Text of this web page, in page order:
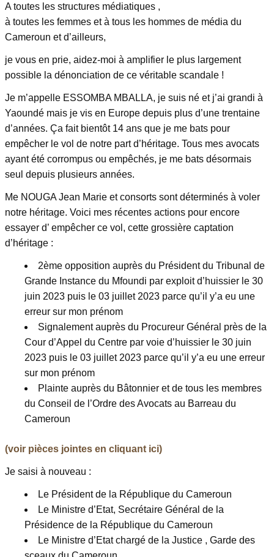
A toutes les structures médiatiques ,
à toutes les femmes et à tous les hommes de média du
Cameroun et d’ailleurs,
je vous en prie, aidez-moi à amplifier le plus largement
possible la dénonciation de ce véritable scandale !
Je m’appelle ESSOMBA MBALLA, je suis né et j’ai grandi à
Yaoundé mais je vis en Europe depuis plus d’une trentaine
d’années. Ça fait bientôt 14 ans que je me bats pour
empêcher le vol de notre part d’héritage. Tous mes avocats
ayant été corrompus ou empêchés, je me bats désormais
seul depuis plusieurs années.
Me NOUGA Jean Marie et consorts sont déterminés à voler
notre héritage. Voici mes récentes actions pour encore
essayer d’ empêcher ce vol, cette grossière captation
d’héritage :
2ème opposition auprès du Président du Tribunal de
Grande Instance du Mfoundi par exploit d’huissier le 30
juin 2023 puis le 03 juillet 2023 parce qu’il y’a eu une
erreur sur mon prénom
Signalement auprès du Procureur Général près de la
Cour d’Appel du Centre par voie d’huissier le 30 juin
2023 puis le 03 juillet 2023 parce qu’il y’a eu une erreur
sur mon prénom
Plainte auprès du Bâtonnier et de tous les membres
du Conseil de l’Ordre des Avocats au Barreau du
Cameroun
(voir pièces jointes en cliquant ici)
Je saisi à nouveau :
Le Président de la République du Cameroun
Le Ministre d’Etat, Secrétaire Général de la
Présidence de la République du Cameroun
Le Ministre d’Etat chargé de la Justice , Garde des